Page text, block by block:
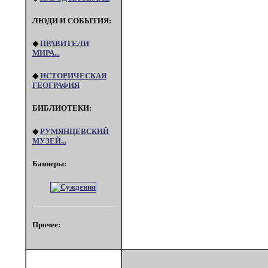
ЛЮДИ И СОБЫТИЯ:
◆ПРАВИТЕЛИ
МИРА...
◆ИСТОРИЧЕСКАЯ
ГЕОГРАФИЯ
БИБЛИОТЕКИ:
◆РУМЯНЦЕВСКИЙ
МУЗЕЙ...
Баннеры:
Прочее: